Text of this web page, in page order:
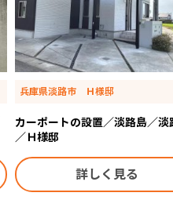
兵庫県淡路市 Ｈ様邸
カーポートの設置／淡路島／淡
／Ｈ様邸
詳しく見る